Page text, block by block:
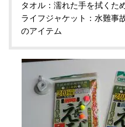
タオル：濡れた手を拭くた
ライフジャケット：水難事
のアイテム